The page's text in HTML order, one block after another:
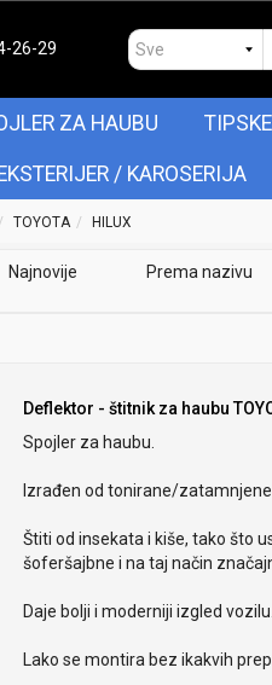
26-29
ZA HAUBU
EKSTERIJER / KAROSERIJA
TOYOTA HILUX
Najnovije Prema nazivu
Deflektor - štitnik za haubu
Spojler za haubu.
Izrađen od tonirane/
Štiti od insekata i kiše, tako što
šoferšajbne i na taj način
Daje bolji i moderniji izgled vozilu.
Lako se montira bez ikakvih